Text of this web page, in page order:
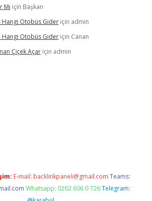
Mı için Başkan
Hangi Otobüs Gider için admin
Hangi Otobüs Gider için Canan
Çiçek Açar için admin
E-mail: backlinkpaneli@gmail.com Teams:
Whatsapp: 0262 606 0 726 Telegram: